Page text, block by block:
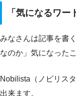
「気になるワ
みなさんは記事を書
なのか」気になった
Nobilista（ノビリス
出来ます。